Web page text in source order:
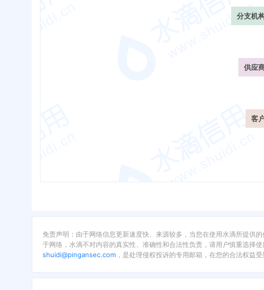
分支机
供应
客
免责声明：由于网络信息更新速度快、来源较多，当您在使用水滴所提供
于网络，水滴不对内容的真实性、准确性和合法性负责，请用户慎重选择
shuidi@pingansec.com ，是处理侵权投诉的专用邮箱，在您的合法权益